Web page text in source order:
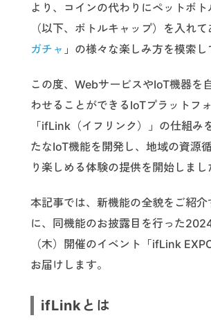
より、コインの代わりにペットボ
（以下、ボトルキャップ）を入れ
ガチャ 」の様々な楽しみ方を模索し
この度、WebサービスやIoT機器を
わせることができるIoTプラットフ
「ifLink（イフリンク）」の仕組み
たなIoT機能を開発し、地域の資源
り楽しめる体験の提供を開始しまし
本記事では、新機能の全貌をご紹介
に、同機能のお披露目を行った
（木）開催のイベント「ifLink
お届けします。
ifLinkとは